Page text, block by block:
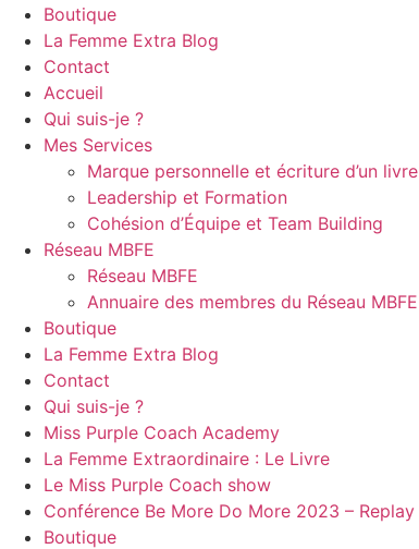
Boutique
La Femme Extra Blog
Contact
Accueil
Qui suis-je ?
Mes Services
Marque personnelle et écriture d’un livre
Leadership et Formation
Cohésion d’Équipe et Team Building
Réseau MBFE
Réseau MBFE
Annuaire des membres du Réseau MBFE
Boutique
La Femme Extra Blog
Contact
Qui suis-je ?
Miss Purple Coach Academy
La Femme Extraordinaire : Le Livre
Le Miss Purple Coach show
Conférence Be More Do More 2023 – Replay
Boutique